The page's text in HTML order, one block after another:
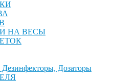
НА ВЕСЫ
Дозаторы